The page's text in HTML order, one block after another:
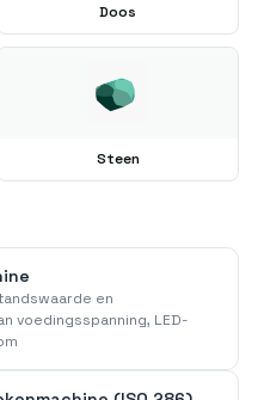
Doos
Steen
en
voedingsspanning, LED-